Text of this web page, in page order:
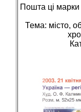
Пошта ці марки
Тема: мiсто,